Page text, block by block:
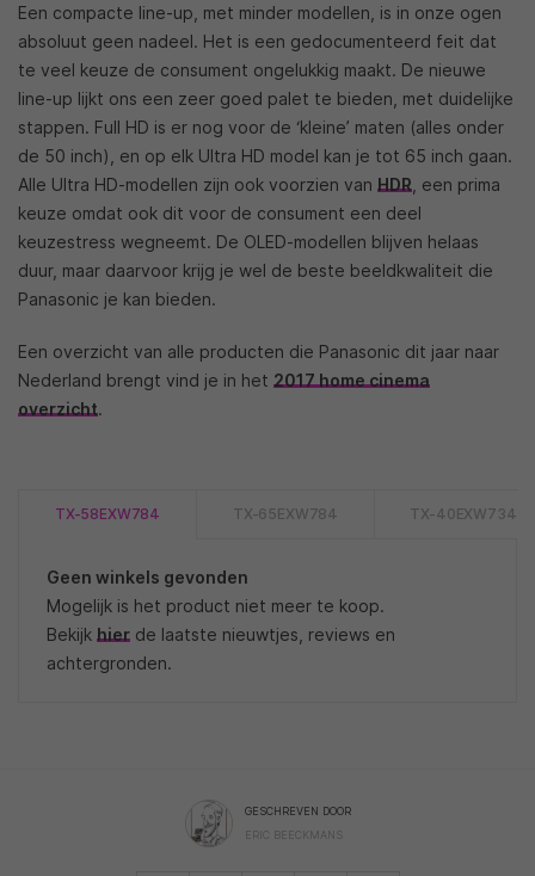
Een compacte line-up, met minder modellen, is in onze ogen
absoluut geen nadeel. Het is een gedocumenteerd feit dat
te veel keuze de consument ongelukkig maakt. De nieuwe
line-up lijkt ons een zeer goed palet te bieden, met duidelijke
stappen. Full HD is er nog voor de ‘kleine’ maten (alles onder
de 50 inch), en op elk Ultra HD model kan je tot 65 inch gaan.
Alle Ultra HD-modellen zijn ook voorzien van HDR , een prima
keuze omdat ook dit voor de consument een deel
keuzestress wegneemt. De OLED-modellen blijven helaas
duur, maar daarvoor krijg je wel de beste beeldkwaliteit die
Panasonic je kan bieden.
Een overzicht van alle producten die Panasonic dit jaar naar
Nederland brengt vind je in het 2017 home cinema
overzicht.
TX-58EXW784 TX-65EXW784 TX-40EXW734
Geen winkels gevonden
Mogelijk is het product niet meer te koop.
Bekijk hierde laatste nieuwtjes, reviews en
achtergronden.
GESCHREVEN DOOR
ERIC BEECKMANS